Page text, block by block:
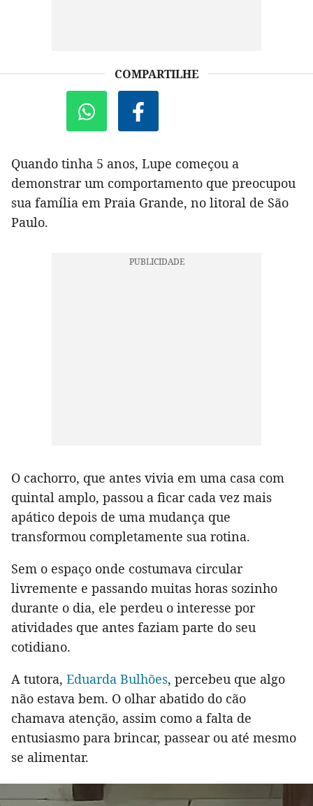
COMPARTILHE
Quando tinha 5 anos, Lupe começou a
demonstrar um comportamento que preocupou
sua família em Praia Grande, no litoral de São
Paulo.
O cachorro, que antes vivia em uma casa com
quintal amplo, passou a ficar cada vez mais
apático depois de uma mudança que
transformou completamente sua rotina.
Sem o espaço onde costumava circular
livremente e passando muitas horas sozinho
durante o dia, ele perdeu o interesse por
atividades que antes faziam parte do seu
cotidiano.
A tutora, Eduarda Bulhões, percebeu que algo
não estava bem. O olhar abatido do cão
chamava atenção, assim como a falta de
entusiasmo para brincar, passear ou até mesmo
se alimentar.